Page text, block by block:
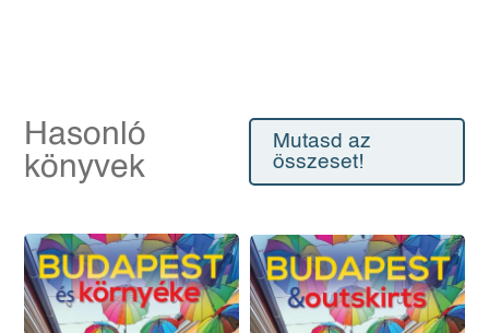
Hasonló
könyvek
Mutasd az
összeset!